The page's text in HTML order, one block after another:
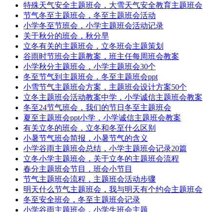
特殊天气安全主题班会，大雪天气安全教育主题班会
节气冬至主题班会，冬至主题班会活动
小学冬至节班会，小学主题班会活动记录
关于秋分的班会，秋分早
立冬有关的主题班会，立冬班会主题策划
谷雨时节班会主题教案，班主任每周班会教案
小学秋分主题班会，小学主题班会30个
冬至节气到主题班会，冬至主题班会ppt
小雪节气主题班会方案，主题班会设计方案50个
立冬主题班会活动教案中学，小学诚信主题班会教案
冬至24节气班会，我们的节日冬至主题班会
夏至主题班会ppt小学，小学诚信主题班会教案
有关立冬的班会，立冬和冬至什么区别
小暑节气班会简报，小暑节气的含义
小学谷雨主题班会总结，小学主题班会记录20篇
立冬小学主题班会，关于立冬的主题班会流程
春分主题班会节目，班会小节目
节气主题班会流程，主题班会活动步骤
明天什么节气主题班会，我与明天有个约会主题班会
冬至安全班会，冬至主题班会记录
小学谷雨主题班会，小学生班会主题